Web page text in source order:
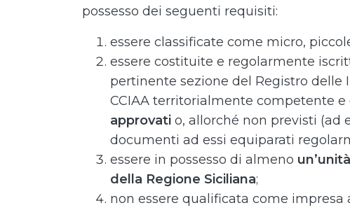
possesso dei seguenti requisiti:
essere classificate come micro,
essere costituite e regolarmente
pertinente sezione del Registro delle
CCIAA territorialmente competente e
approvati o, allorché non previsti (ad
documenti ad essi equiparati
essere in possesso di almeno
della Regione Siciliana;
non essere qualificata come impresa